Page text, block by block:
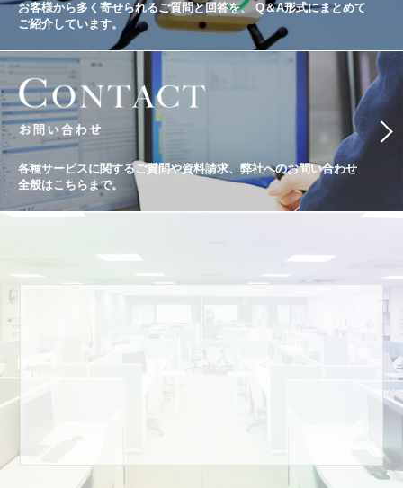
お客様から多く寄せられるご質問と回答を、 Q＆A形式にまとめて
ご紹介しています。
各種サービスに関するご質問や資料請求、 弊社へのお問い合わせ
全般はこちらまで。